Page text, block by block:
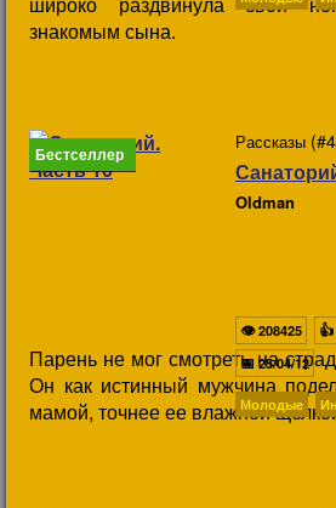
знакомым сына.
Бестселлер
Рассказы
Oldman
Парень не мог смотреть на
Он как истинный мужчина
мамой, точнее ее влажной
👁208425 👍
📅 25/04/12
Молодые